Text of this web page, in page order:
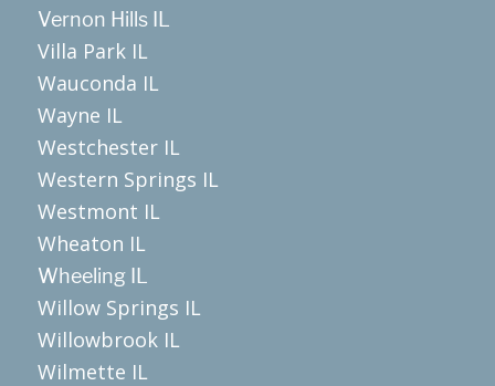
Vernon Hills IL
Villa Park IL
Wauconda IL
Wayne IL
Westchester IL
Western Springs IL
Westmont IL
Wheaton IL
Wheeling IL
Willow Springs IL
Willowbrook IL
Wilmette IL